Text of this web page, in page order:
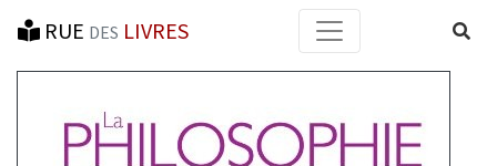
RUE DES LIVRES